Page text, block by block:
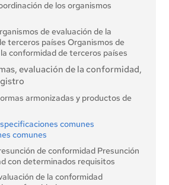
de los organismos
de evaluación de la
terceros países Organismos de
conformidad de terceros países
evaluación de la conformidad,
armonizadas y productos de
comunes
comunes
de conformidad Presunción
con determinados requisitos
de la conformidad